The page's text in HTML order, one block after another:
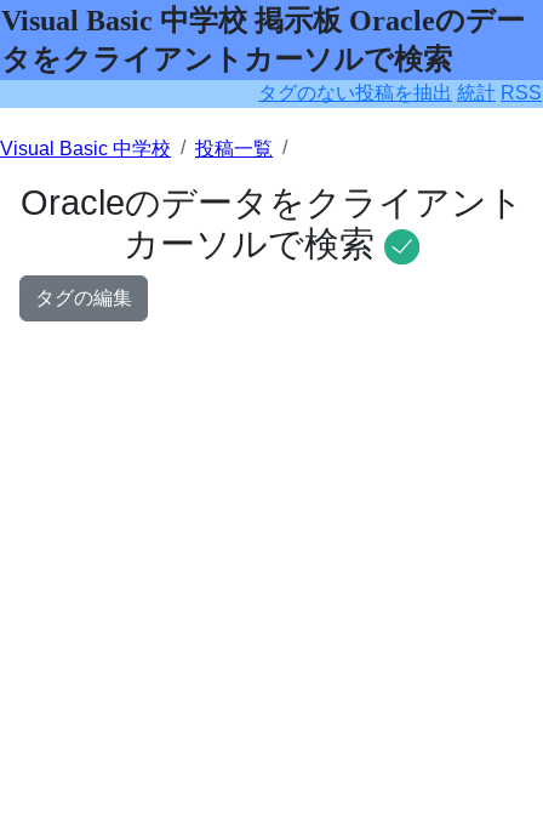
Visual Basic 中学校 掲示板 Oracleのデー
タをクライアントカーソルで検索
タグのない投稿を抽出 統計 RSS
Visual Basic 中学校 投稿一覧
Oracleのデータをクライアント
カーソルで検索
タグの編集